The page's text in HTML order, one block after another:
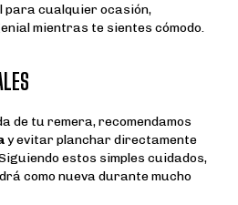
para cualquier ocasión,
mientras te sientes cómodo.
de tu remera, recomendamos
y evitar planchar directamente
estos simples cuidados,
como nueva durante mucho